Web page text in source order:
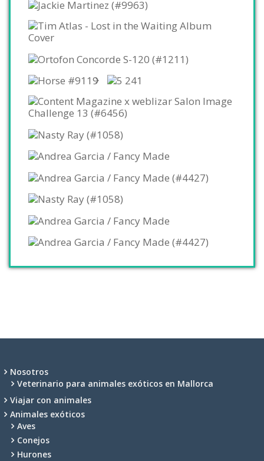
Nosotros
Veterinario para animales exóticos en Mallorca
Viajar con animales
Animales exóticos
Aves
Conejos
Hurones